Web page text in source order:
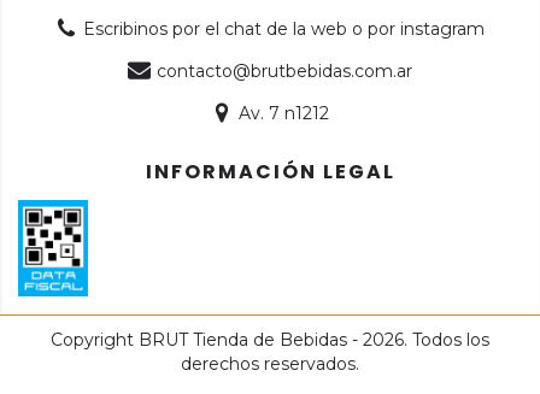
Escribinos por el chat de la web o por instagram
contacto@brutbebidas.com.ar
Av. 7 n1212
INFORMACIÓN LEGAL
Copyright BRUT Tienda de Bebidas - 2026. Todos los
derechos reservados.